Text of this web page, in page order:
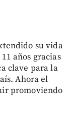
su vida
años gracias
clave para la
Ahora el
promoviendo